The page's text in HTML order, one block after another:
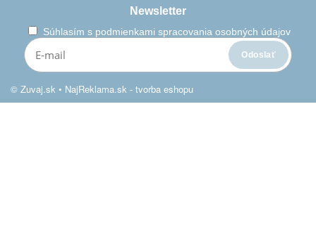
Newsletter
Súhlasím s podmienkami spracovania osobných údajov
© Zuvaj.sk • NajReklama.sk - tvorba eshopu